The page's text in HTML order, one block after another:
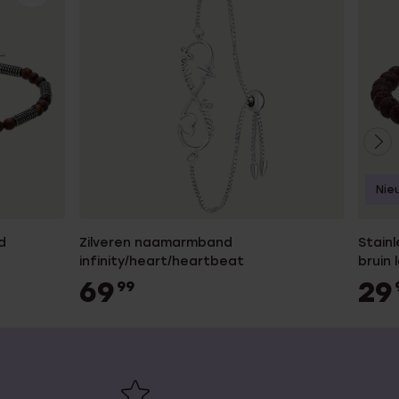
Zilveren naamarmband
infinity/heart/heartbeat
69 99
bruin
29